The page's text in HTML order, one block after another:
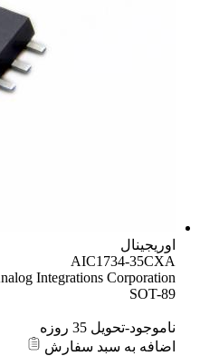
اوریجینال
AIC1734-35CXA
Integrations Corporation
SOT-89
ناموجود-تحویل 35 روزه
اضافه به سبد سفارش